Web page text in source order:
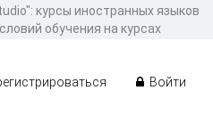
курсы иностранных языков
обучения на курсах
Войти